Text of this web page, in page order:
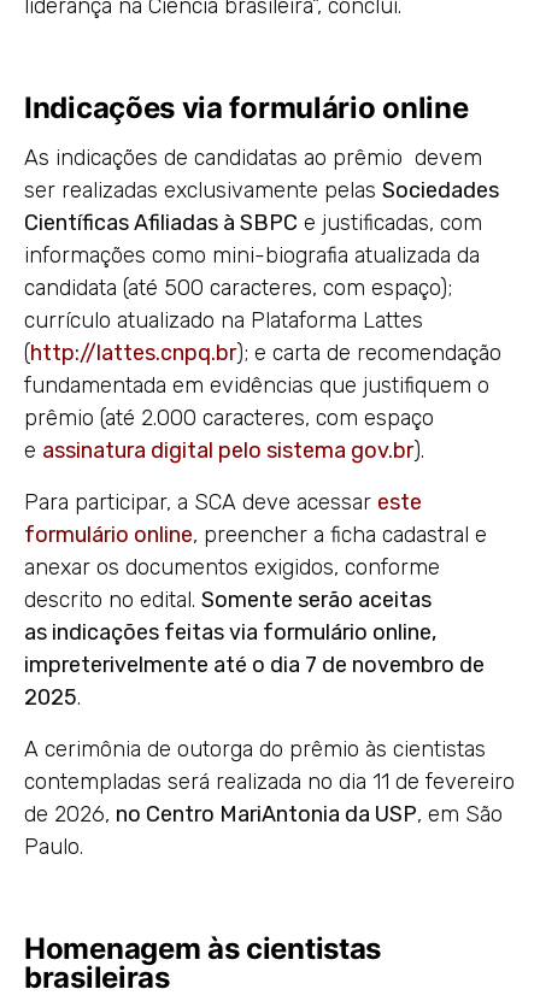
liderança na Ciência brasileira”, conclui.
Indicações via formulário online
As indicações de candidatas ao prêmio devem
ser realizadas exclusivamente pelas Sociedades
Científicas Afiliadas à SBPC e justificadas, com
informações como mini-biografia atualizada da
candidata (até 500 caracteres, com espaço);
currículo atualizado na Plataforma Lattes
(http://lattes.cnpq.br); e carta de recomendação
fundamentada em evidências que justifiquem o
prêmio (até 2.000 caracteres, com espaço
e assinatura digital pelo sistema gov.br).
Para participar, a SCA deve acessar este
formulário online, preencher a ficha cadastral e
anexar os documentos exigidos, conforme
descrito no edital. Somente serão aceitas
as indicações feitas via formulário online,
impreterivelmente até o dia 7 de novembro de
2025.
A cerimônia de outorga do prêmio às cientistas
contempladas será realizada no dia 11 de fevereiro
de 2026, no Centro MariAntonia da USP, em São
Paulo.
Homenagem às cientistas
brasileiras